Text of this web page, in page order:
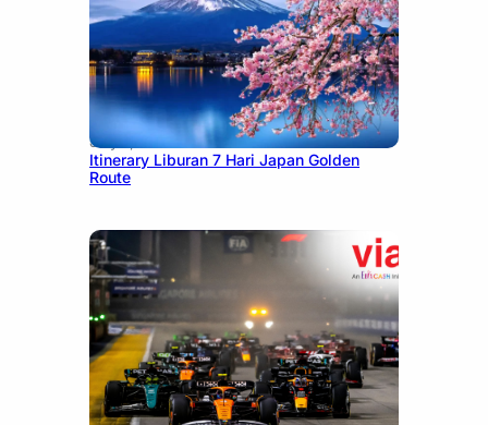
July 7, 2026
Itinerary Liburan 7 Hari Japan Golden
Route